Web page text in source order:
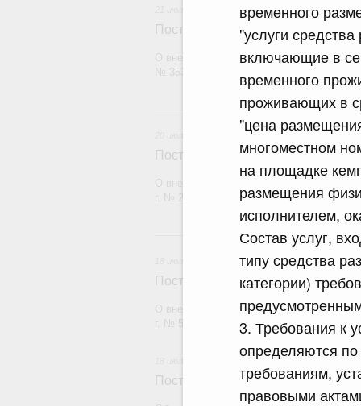
временного
"услуги
включающие в
временного
проживающих в
"цена
многоместном
на площадке
размещения
исполнителем,
Состав услуг,
типу средства
категории)
3. Требования к
определяются
требованиям,
правовыми
Постановление Правительства
О внесении изменения в постановление
20
Постановление Правительства
Постановление Правительства
О внесении изменений в
Постановление Правительства